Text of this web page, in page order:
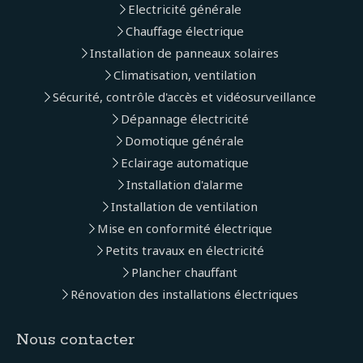
Electricité générale
Chauffage électrique
Installation de panneaux solaires
Climatisation, ventilation
Sécurité, contrôle d'accès et vidéosurveillance
Dépannage électricité
Domotique générale
Eclairage automatique
Installation d'alarme
Installation de ventilation
Mise en conformité électrique
Petits travaux en électricité
Plancher chauffant
Rénovation des installations électriques
Nous contacter